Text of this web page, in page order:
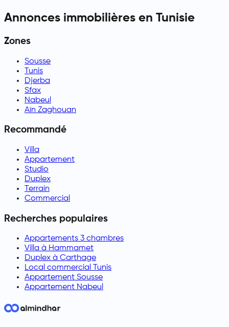
Annonces immobilières en Tunisie
Zones
Sousse
Tunis
Djerba
Sfax
Nabeul
Aïn Zaghouan
Recommandé
Villa
Appartement
Studio
Duplex
Terrain
Commercial
Recherches populaires
Appartements 3 chambres
Villa à Hammamet
Duplex à Carthage
Local commercial Tunis
Appartement Sousse
Appartement Nabeul